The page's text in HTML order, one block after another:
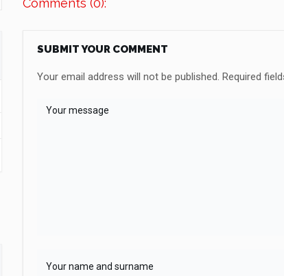
Comments (0):
SUBMIT YOUR COMMENT
Your email address will not be published. Required